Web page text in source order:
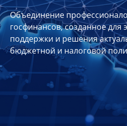
Совет
Союза
Участники
Планы
отчеты
Контакты
Объединение
госфинансов, созданное для
поддержки и решения
бюджетной и налоговой